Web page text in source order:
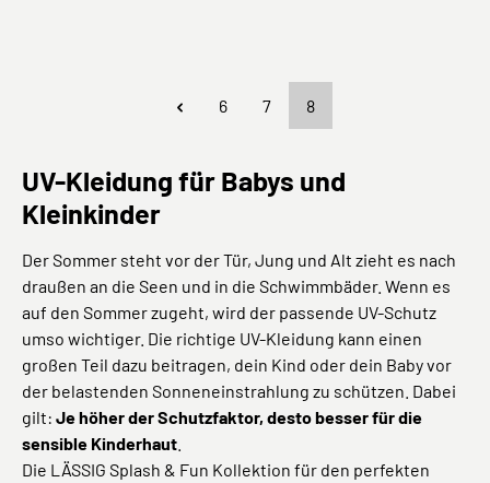
Seite
6 Seite
7 Seite
8
UV-Kleidung für Babys und
Kleinkinder
Der Sommer steht vor der Tür, Jung und Alt zieht es nach
draußen an die Seen und in die Schwimmbäder. Wenn es
auf den Sommer zugeht, wird der passende UV-Schutz
umso wichtiger. Die richtige UV-Kleidung kann einen
großen Teil dazu beitragen, dein Kind oder dein Baby vor
der belastenden Sonneneinstrahlung zu schützen. Dabei
gilt: Je höher der Schutzfaktor, desto besser für die
sensible Kinderhaut
Die LÄSSIG Splash & Fun Kollektion für den perfekten